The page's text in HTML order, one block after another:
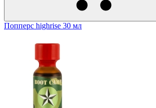
Попперс highrise 30 мл